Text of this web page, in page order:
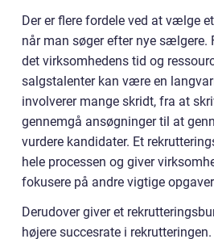
Der er flere fordele ved at vælge
når man søger efter nye sælgere.
det virksomhedens tid og
salgstalenter kan være en
involverer mange skridt, fra at
gennemgå ansøgninger til at
vurdere kandidater. Et
hele processen og giver
fokusere på andre vigtige
Derudover giver et
højere succesrate i